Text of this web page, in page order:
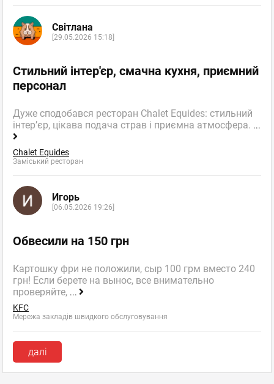
Світлана
[29.05.2026 15:18]
Стильний інтер'єр, смачна кухня, приємний
персонал
Дуже сподобався ресторан Chalet Equides: стильний
інтер’єр, цікава подача страв і приємна атмосфера. ...
Chalet Equides
Заміський ресторан
Игорь
[06.05.2026 19:26]
Обвесили на 150 грн
Картошку фри не положили, сыр 100 грм вместо 240
грн! Если берете на вынос, все внимательно
проверяйте, ...
KFC
Мережа закладів швидкого обслуговування
далі